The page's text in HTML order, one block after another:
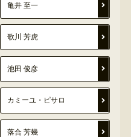
亀井 至一
歌川 芳虎
池田 俊彦
カミーユ・ピサロ
落合 芳幾